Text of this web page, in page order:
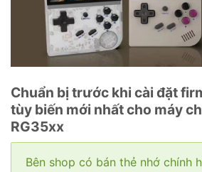
Chuẩn bị trước khi cài đặt
tùy biến mới nhất cho máy
RG35xx
Bên shop có bán thẻ nhớ chính